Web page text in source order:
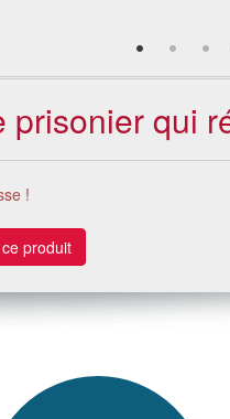
qui
!
produit